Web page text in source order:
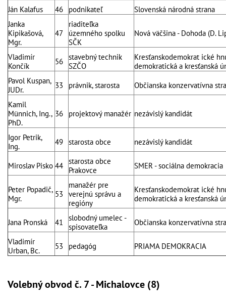
Ján Kalafus
46 podnikateľ
Slovenská národná strana
Janka
Kipikašová,
Mgr.
47
riaditeľka
územného spolku
SČK
Nová väčšina - Dohoda (D.
Vladimír
Končík
56 stavebný technik
SZČO
Kresťanskodemokrat ické
demokratická a kresťanská
Pavol Kuspan,
JUDr.
33 právnik, starosta
Občianska konzervatívna
Kamil
Münnich, Ing.,
PhD.
36 projektový manažér nezávislý kandidát
Igor Petrik,
Ing.
49 starosta obce nezávislý kandidát
Miroslav Pisko 44 starosta obce
Prakovce
SMER - sociálna demokracia
Peter Popadič,
Mgr.
53
manažér pre
verejnú správu a
regióny
Kresťanskodemokrat ické
demokratická a kresťanská
Jana Pronská 41
slobodný umelec -
spisovateľka
Občianska konzervatívna
Vladimír
Urban, Bc.
53 pedagóg PRIAMA DEMOKRACIA
Volebný obvod č. 7 - Michalovce (8)